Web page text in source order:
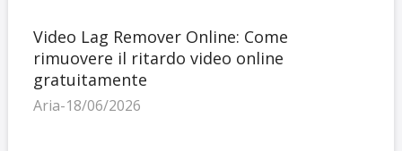
Video Lag Remover Online: Come
rimuovere il ritardo video online
gratuitamente
Aria-18/06/2026